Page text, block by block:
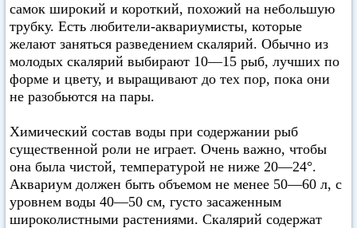
самок широкий и короткий, похожий на небольшую
трубку. Есть любители-аквариумисты, которые
желают заняться разведением скалярий. Обычно из
молодых скалярий выбирают 10—15 рыб, лучших по
форме и цвету, и выращивают до тех пор, пока они
не разобьются на пары.
Химический состав воды при содержании рыб
существенной роли не играет. Очень важно, чтобы
она была чистой, температурой не ниже 20—24°.
Аквариум должен быть объемом не менее 50—60 л, с
уровнем воды 40—50 см, густо засаженным
широколистными растениями. Скалярий содержат